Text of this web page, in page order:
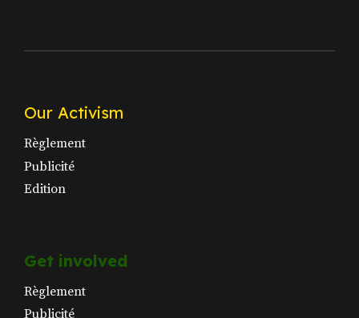
Our Activism
Règlement
Publicité
Edition
Get involved
Règlement
Publicité